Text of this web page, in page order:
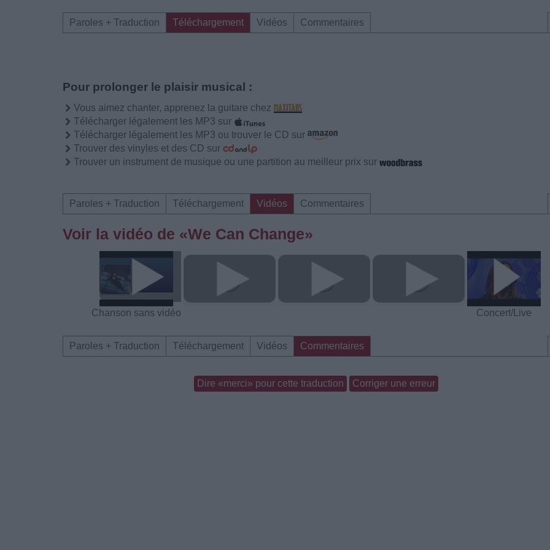
Paroles + Traduction Téléchargement Vidéos Commentaires
Pour prolonger le plaisir musical :
Vous aimez chanter, apprenez la guitare chez
Télécharger légalement les MP3 sur
Télécharger légalement les MP3 ou trouver le CD sur
Trouver des vinyles et des CD sur
Trouver un instrument de musique ou une partition au meilleur prix sur
Paroles + Traduction Téléchargement Vidéos Commentaires
Voir la vidéo de «We Can Change»
Chanson sans vidéo Concert/Live
Paroles + Traduction Téléchargement Vidéos Commentaires
Dire «merci» pour cette traduction Corriger une erreur